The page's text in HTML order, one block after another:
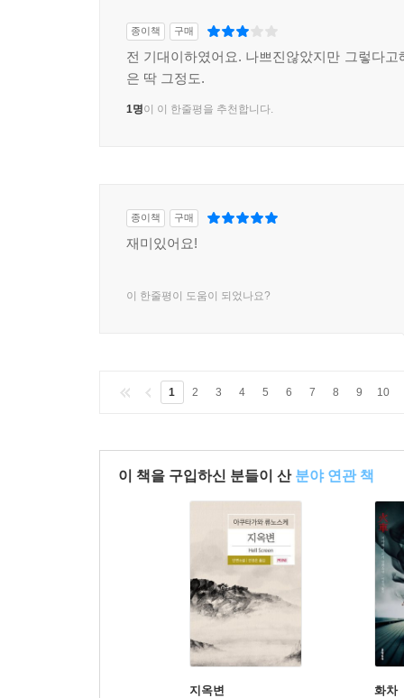
종이책 구매
전 기대이하였어요. 나쁘진않았지만 그렇다고
은 딱 그정도.
1명이 이 한줄평을 추천합니다.
종이책 구매
재미있어요!
이 한줄평이 도움이 되었나요?
1 2 3 4 5 6 7 8 9 10
이 책을 구입하신 분들이 산 분야 연관 책
지옥변 화차